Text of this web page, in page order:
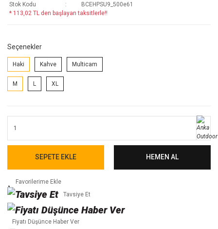
Stok Kodu
BCEHPSU9_500e61
* 113,02 TL den başlayan taksitlerle!!
Seçenekler
Haki Kahve Multicam
M L XL
SEPETE EKLE HEMEN AL
Tavsiye Et
Fiyatı Düşünce Haber Ver